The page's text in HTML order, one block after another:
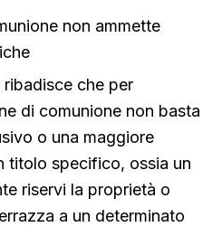
non ammette
ribadisce che per
di comunione non basta
o una maggiore
titolo specifico, ossia un
riservi la proprietà o
a un determinato